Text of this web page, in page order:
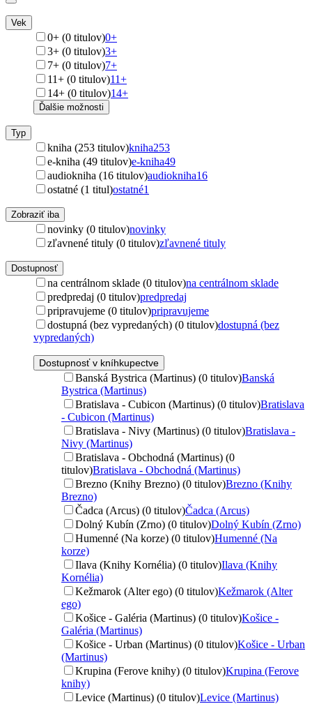
Vek
0+ (0 titulov)0+
3+ (0 titulov)3+
7+ (0 titulov)7+
11+ (0 titulov)11+
14+ (0 titulov)14+
Ďalšie možnosti
Typ
kniha (253 titulov)kniha253
e-kniha (49 titulov)e-kniha49
audiokniha (16 titulov)audiokniha16
ostatné (1 titul)ostatné1
Zobraziť iba
novinky (0 titulov)novinky
zľavnené tituly (0 titulov)zľavnené tituly
Dostupnosť
na centrálnom sklade (0 titulov)na centrálnom sklade
predpredaj (0 titulov)predpredaj
pripravujeme (0 titulov)pripravujeme
dostupná (bez vypredaných) (0 titulov)dostupná (bez
vypredaných)
Dostupnosť v kníhkupectve
Banská Bystrica (Martinus) (0 titulov)Banská
Bystrica (Martinus)
Bratislava - Cubicon (Martinus) (0 titulov)Bratislava
- Cubicon (Martinus)
Bratislava - Nivy (Martinus) (0 titulov)Bratislava -
Nivy (Martinus)
Bratislava - Obchodná (Martinus) (0
titulov)Bratislava - Obchodná (Martinus)
Brezno (Knihy Brezno) (0 titulov)Brezno (Knihy
Brezno)
Čadca (Arcus) (0 titulov)Čadca (Arcus)
Dolný Kubín (Zrno) (0 titulov)Dolný Kubín (Zrno)
Humenné (Na korze) (0 titulov)Humenné (Na
korze)
Ilava (Knihy Kornélia) (0 titulov)Ilava (Knihy
Kornélia)
Kežmarok (Alter ego) (0 titulov)Kežmarok (Alter
ego)
Košice - Galéria (Martinus) (0 titulov)Košice -
Galéria (Martinus)
Košice - Urban (Martinus) (0 titulov)Košice - Urban
(Martinus)
Krupina (Ferove knihy) (0 titulov)Krupina (Ferove
knihy)
Levice (Martinus) (0 titulov)Levice (Martinus)